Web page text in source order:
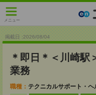
メニュー
掲載日 :2026/08/04
＊即日＊＜川崎駅
業務
職種： テクニカルサポート・ヘ